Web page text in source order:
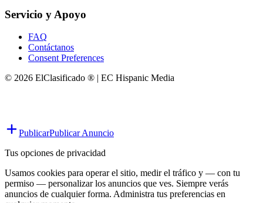
Servicio y Apoyo
FAQ
Contáctanos
Consent Preferences
© 2026 ElClasificado ® | EC Hispanic Media
PublicarPublicar Anuncio
Tus opciones de privacidad
Usamos cookies para operar el sitio, medir el tráfico y — con tu
permiso — personalizar los anuncios que ves. Siempre verás
anuncios de cualquier forma. Administra tus preferencias en